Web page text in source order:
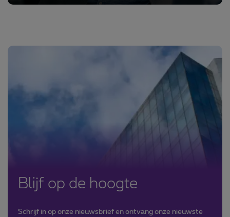
Blijf op de hoogte
Schrijf in op onze nieuwsbrief en ontvang onze nieuwste